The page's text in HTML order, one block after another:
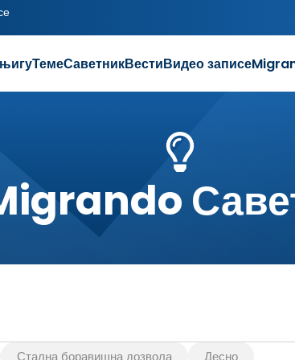
ТемеСаветникВестиВидео записе
Стална боравишна дозвола Десно